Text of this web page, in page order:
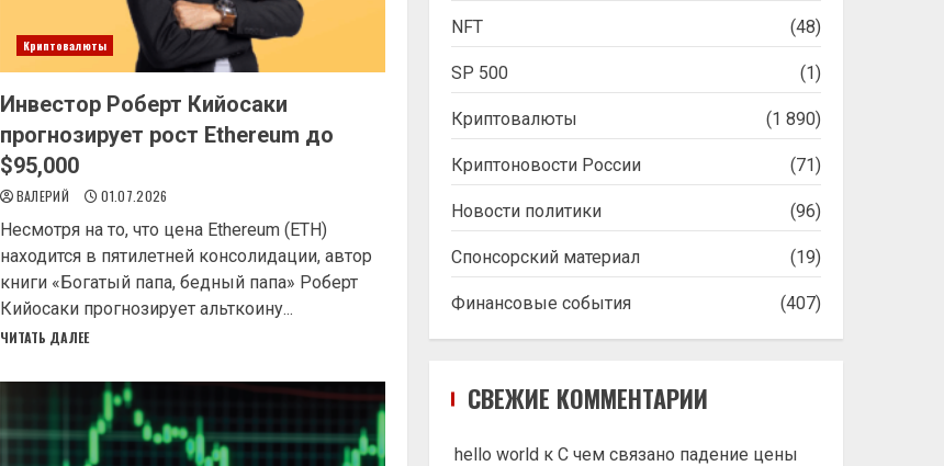
Криптовалюты
Инвестор Роберт Кийосаки
прогнозирует рост Ethereum до
$95,000
ВАЛЕРИЙ 01.07.2026
Несмотря на то, что цена Ethereum (ETH)
находится в пятилетней консолидации, автор
книги «Богатый папа, бедный папа» Роберт
Кийосаки прогнозирует альткоину...
ЧИТАТЬ ДАЛЕЕ
NFT (48)
SP 500 (1)
Криптовалюты (1 890)
Криптоновости России (71)
Новости политики (96)
Спонсорский материал (19)
Финансовые события (407)
СВЕЖИЕ КОММЕНТАРИИ
hello world кС чем связано падение цены